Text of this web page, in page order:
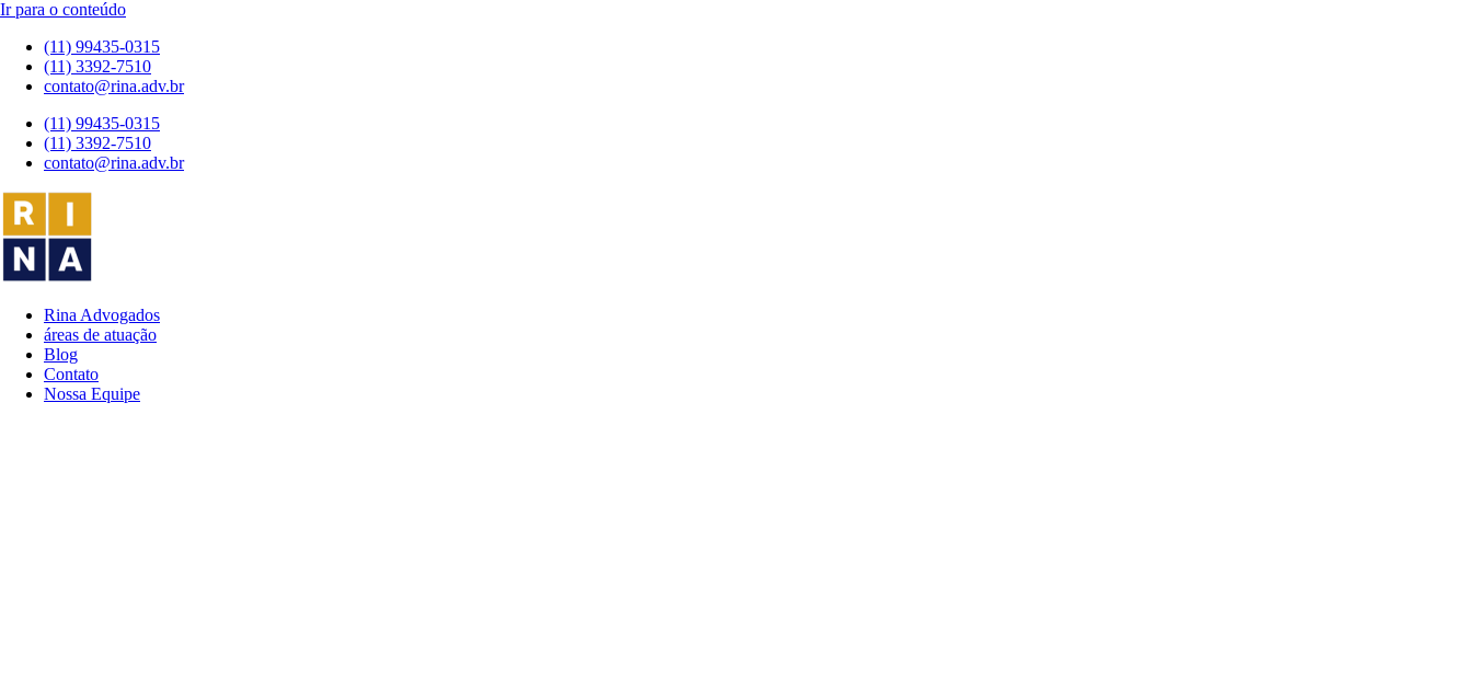
Ir para o conteúdo
(11) 99435-0315
(11) 3392-7510
contato@rina.adv.br
(11) 99435-0315
(11) 3392-7510
contato@rina.adv.br
Rina Advogados
áreas de atuação
Blog
Contato
Nossa Equipe